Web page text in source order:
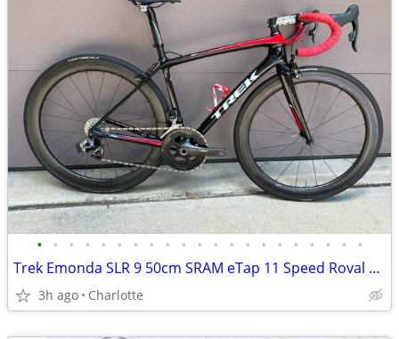
• • • • • • • • • • • • • • • • • • • • •
Trek Emonda SLR 9 50cm SRAM eTap 11 Speed Roval CLX50 13 LBS
3h ago Charlotte